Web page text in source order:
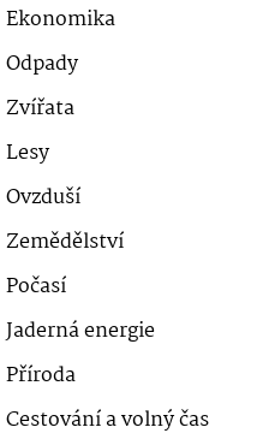
Ekonomika
Odpady
Zvířata
Lesy
Ovzduší
Zemědělství
Počasí
Jaderná energie
Příroda
Cestování a volný čas